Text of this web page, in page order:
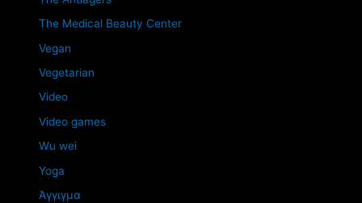
The Medical Beauty Center
Vegan
Vegetarian
Video
Video games
Wu wei
Yoga
Άγγιγμα